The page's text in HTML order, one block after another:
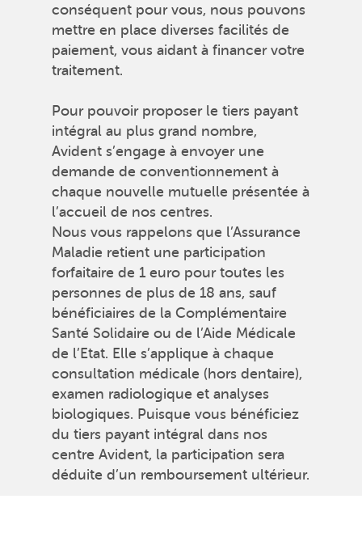
conséquent pour vous, nous pouvons
mettre en place diverses facilités de
paiement, vous aidant à financer votre
traitement.
Pour pouvoir proposer le tiers payant
intégral au plus grand nombre,
Avident s’engage à envoyer une
demande de conventionnement à
chaque nouvelle mutuelle présentée à
l’accueil de nos centres.
Nous vous rappelons que l’Assurance
Maladie retient une participation
forfaitaire de 1 euro pour toutes les
personnes de plus de 18 ans, sauf
bénéficiaires de la Complémentaire
Santé Solidaire ou de l’Aide Médicale
de l’Etat. Elle s’applique à chaque
consultation médicale (hors dentaire),
examen radiologique et analyses
biologiques. Puisque vous bénéficiez
du tiers payant intégral dans nos
centre Avident, la participation sera
déduite d’un remboursement ultérieur.